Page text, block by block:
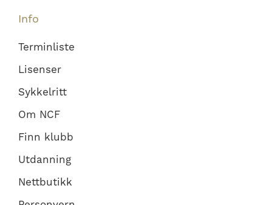
Info
Terminliste
Lisenser
Sykkelritt
Om NCF
Finn klubb
Utdanning
Nettbutikk